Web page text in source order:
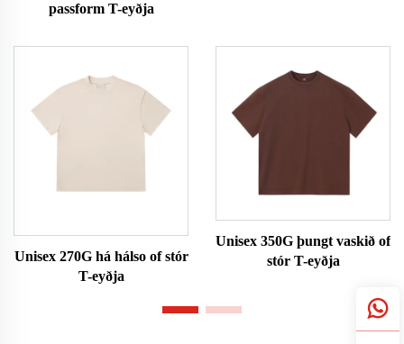
passform T-eyðja
Unisex 270G há hálso of stór
T-eyðja
Unisex 350G þungt vaskið of
stór T-eyðja